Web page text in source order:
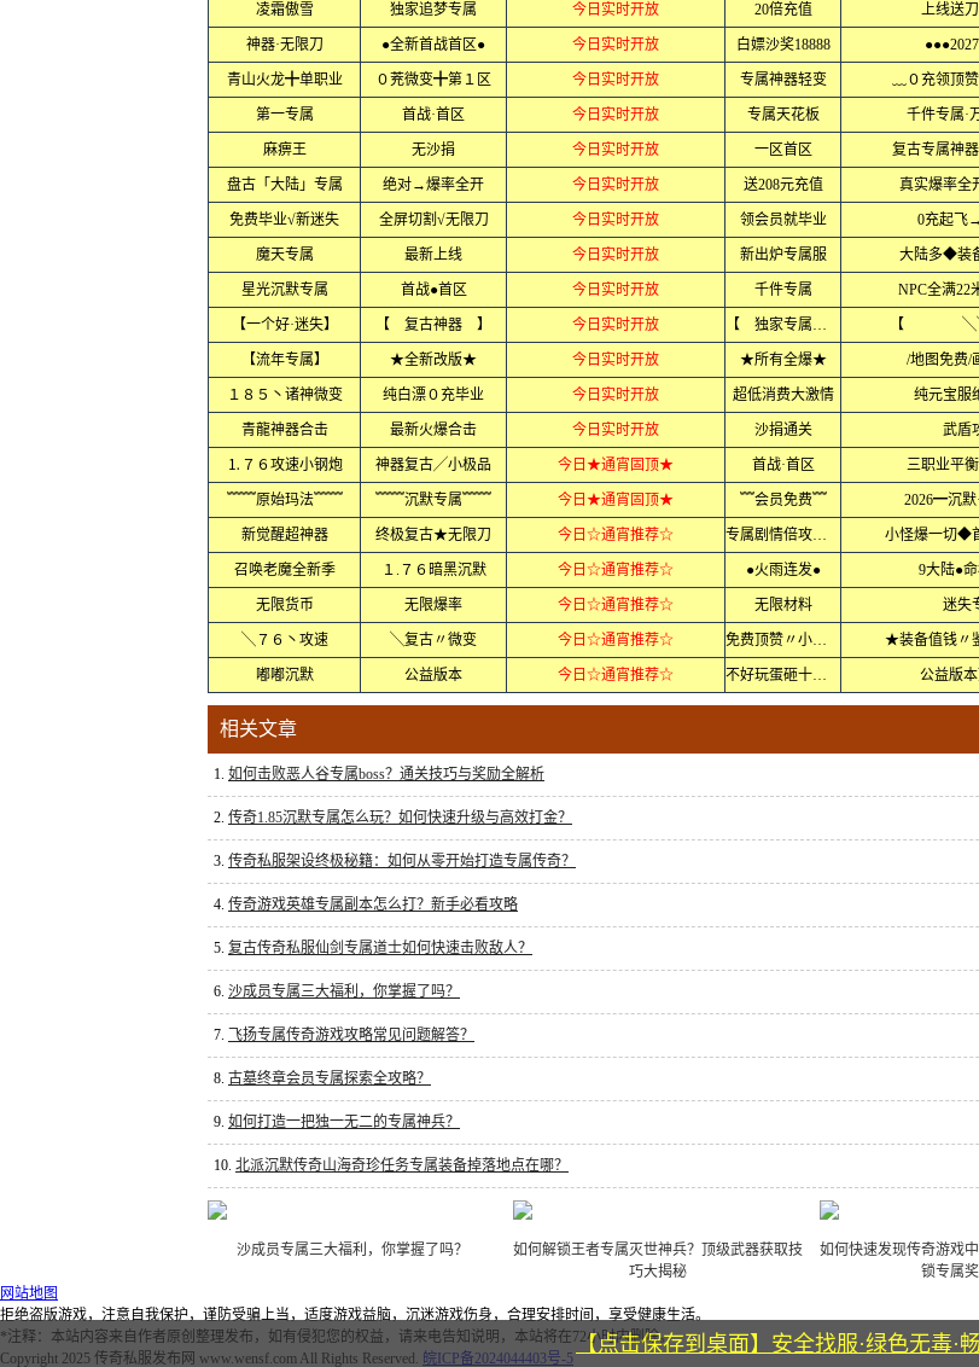
凌霜傲雪 独家追梦专属 今日实时开放 20倍充值 上线送
神器·无限刀 ●全新首战首区● 今日实时开放 白嫖沙奖18888
青山火龙╋单职业 ０茺微变╋第１区 今日实时开放 专属神器轻变 ﹏０充领顶
第一专属 首战·首区 今日实时开放 专属天花板 千件专属·
麻痹王 无沙捐 今日实时开放 一区首区 复古专属神
盘古「大陆」专属 绝对→爆率全开 今日实时开放 送208元充值 真实爆率
免费毕业√新迷失 全屏切割√无限刀 今日实时开放 领会员就毕业 0充起飞
魔天专属 最新上线 今日实时开放 新出炉专属服 大陆多◆装
星光沉默专属 首战●首区 今日实时开放 千件专属 NPC全满22
【一个好·迷失】 【 复古神器 】 今日实时开放 【 独家专属 】 【 ╲╲
【流年专属】 ★全新改版★ 今日实时开放 ★所有全爆★ /地图免费/
１８５丶诸神微变 纯白漂０充毕业 今日实时开放 超低消费大激情 纯元宝服
青龍神器合击 最新火爆合击 今日实时开放 沙捐通关 武盾
⒈７６攻速小钢炮 神器复古╱小极品 今日★通宵固顶★ 首战·首区 三职业平
﹌﹌原始玛法﹌﹌ ﹌﹌沉默专属﹌﹌ 今日★通宵固顶★ ﹌会员免费﹌ 2026━沉默
新觉醒超神器 终极复古★无限刀 今日☆通宵推荐☆ 专属剧情倍攻迷失 小怪爆一切◆
召唤老魔全新季 １.７６暗黑沉默 今日☆通宵推荐☆ ●火雨连发● 9大陆●
无限货币 无限爆率 今日☆通宵推荐☆ 无限材料 迷失
╲７６丶攻速 ╲复古〃微变 今日☆通宵推荐☆ 免费顶赞〃小极品 ★装备值钱〃
嘟嘟沉默 公益版本 今日☆通宵推荐☆ 不好玩蛋砸十八砖 公益版
相关文章
1. 如何击败恶人谷专属boss？通关技巧与奖励全解析
2. 传奇1.85沉默专属怎么玩？如何快速升级与高效打金？
3. 传奇私服架设终极秘籍：如何从零开始打造专属传奇？
4. 传奇游戏英雄专属副本怎么打？新手必看攻略
5. 复古传奇私服仙剑专属道士如何快速击败敌人？
6. 沙成员专属三大福利，你掌握了吗？
7. 飞扬专属传奇游戏攻略常见问题解答？
8. 古墓终章会员专属探索全攻略？
9. 如何打造一把独一无二的专属神兵？
10. 北派沉默传奇山海奇珍任务专属装备掉落地点在哪？
沙成员专属三大福利，你掌握了吗？
如何解锁王者专属灭世神兵？顶级武器获取技
巧大揭秘
如何快速发现传奇游戏
锁专属奖
网站地图
拒绝盗版游戏，注意自我保护，谨防受骗上当，适度游戏益脑，沉迷游戏伤身，合理安排时间，享受健康生活。
*注释：本站内容来自作者原创整理发布，如有侵犯您的权益，请来电告知说明，本站将在72小时内删除。
Copyright 2025 传奇私服发布网 www.wensf.com All Rights Reserved. 皖ICP备2024044403号-5
【点击保存到桌面】安全找服·绿色无毒·